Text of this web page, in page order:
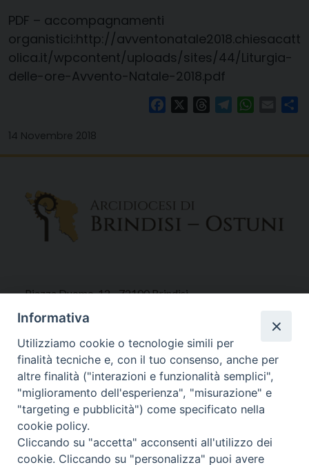
PDF – accompagnamenti
organistici:http://avventonatale2018.chiesacatt
olica.it/wpcontent/uploads/sites/44/Liturgia-
delle-ore-Avvento-Natale-2018.pdf
FacebookThreadsTelegram Email
14 Novembre 2018
Piazza Duomo, 12 - 72100 Brindisi
Tel 0831.521958
Fax 0831.528315
Orari Curia
Mar. / Mer. / Giov. ore 9 - 13
nei mesi estivi solo Martedì ore 9 - 13
Informativa
Utilizziamo cookie o tecnologie simili per
finalità tecniche e, con il tuo consenso, anche per
altre finalità ("interazioni e funzionalità semplici",
"miglioramento dell'esperienza", "misurazione" e
"targeting e pubblicità") come specificato nella
cookie policy.
Cliccando su "accetta" acconsenti all'utilizzo dei
cookie. Cliccando su "personalizza" puoi avere